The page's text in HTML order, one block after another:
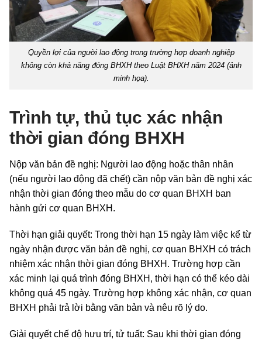
Quyền lợi của người lao động trong trường hợp doanh nghiệp
không còn khả năng đóng BHXH theo Luật BHXH năm 2024 (ảnh
minh họa).
Trình tự, thủ tục xác nhận
thời gian đóng BHXH
Nộp văn bản đề nghị: Người lao động hoặc thân nhân
(nếu người lao động đã chết) cần nộp văn bản đề nghị xác
nhận thời gian đóng theo mẫu do cơ quan BHXH ban
hành gửi cơ quan BHXH.
Thời hạn giải quyết: Trong thời hạn 15 ngày làm việc kể từ
ngày nhận được văn bản đề nghị, cơ quan BHXH có trách
nhiệm xác nhận thời gian đóng BHXH. Trường hợp cần
xác minh lại quá trình đóng BHXH, thời hạn có thể kéo dài
không quá 45 ngày. Trường hợp không xác nhận, cơ quan
BHXH phải trả lời bằng văn bản và nêu rõ lý do.
Giải quyết chế độ hưu trí, tử tuất: Sau khi thời gian đóng